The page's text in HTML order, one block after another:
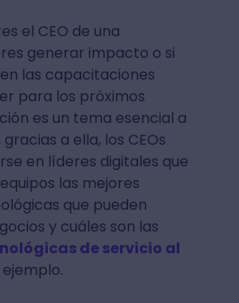
el CEO de una
generar impacto o si
las capacitaciones
para los próximos
es un tema esencial a
a ella, los CEOs
en líderes digitales que
las mejores
que pueden
y cuáles son las
de servicio al